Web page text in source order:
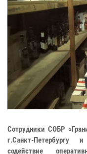
Сотрудники СОБР
г.Санкт-Петербургу
содействие